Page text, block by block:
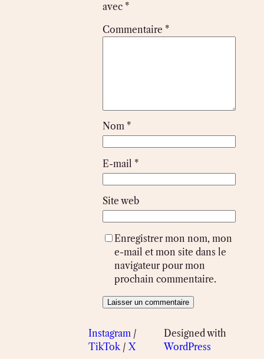
avec *
Commentaire *
Nom *
E-mail *
Site web
Enregistrer mon nom, mon
e-mail et mon site dans le
navigateur pour mon
prochain commentaire.
Instagram/
TikTok/ X
Designed with
WordPress